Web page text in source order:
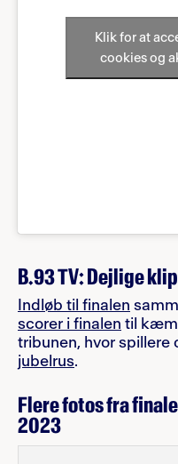
Klik for at
cookies og
B.93 TV: Dejlige
Indløb til finalen
scorer i finalen til
tribunen, hvor
jubelrus.
Flere fotos fra
2023